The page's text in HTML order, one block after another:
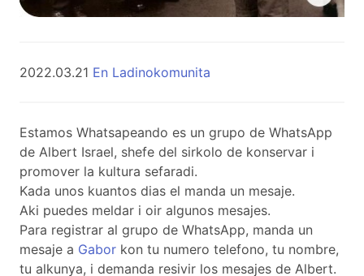
2022.03.21 En Ladinokomunita
Estamos Whatsapeando es un grupo de WhatsApp
de Albert Israel, shefe del sirkolo de konservar i
promover la kultura sefaradi.
Kada unos kuantos dias el manda un mesaje.
Aki puedes meldar i oir algunos mesajes.
Para registrar al grupo de WhatsApp, manda un
mesaje a Gabor kon tu numero telefono, tu nombre,
tu alkunya, i demanda resivir los mesajes de Albert.